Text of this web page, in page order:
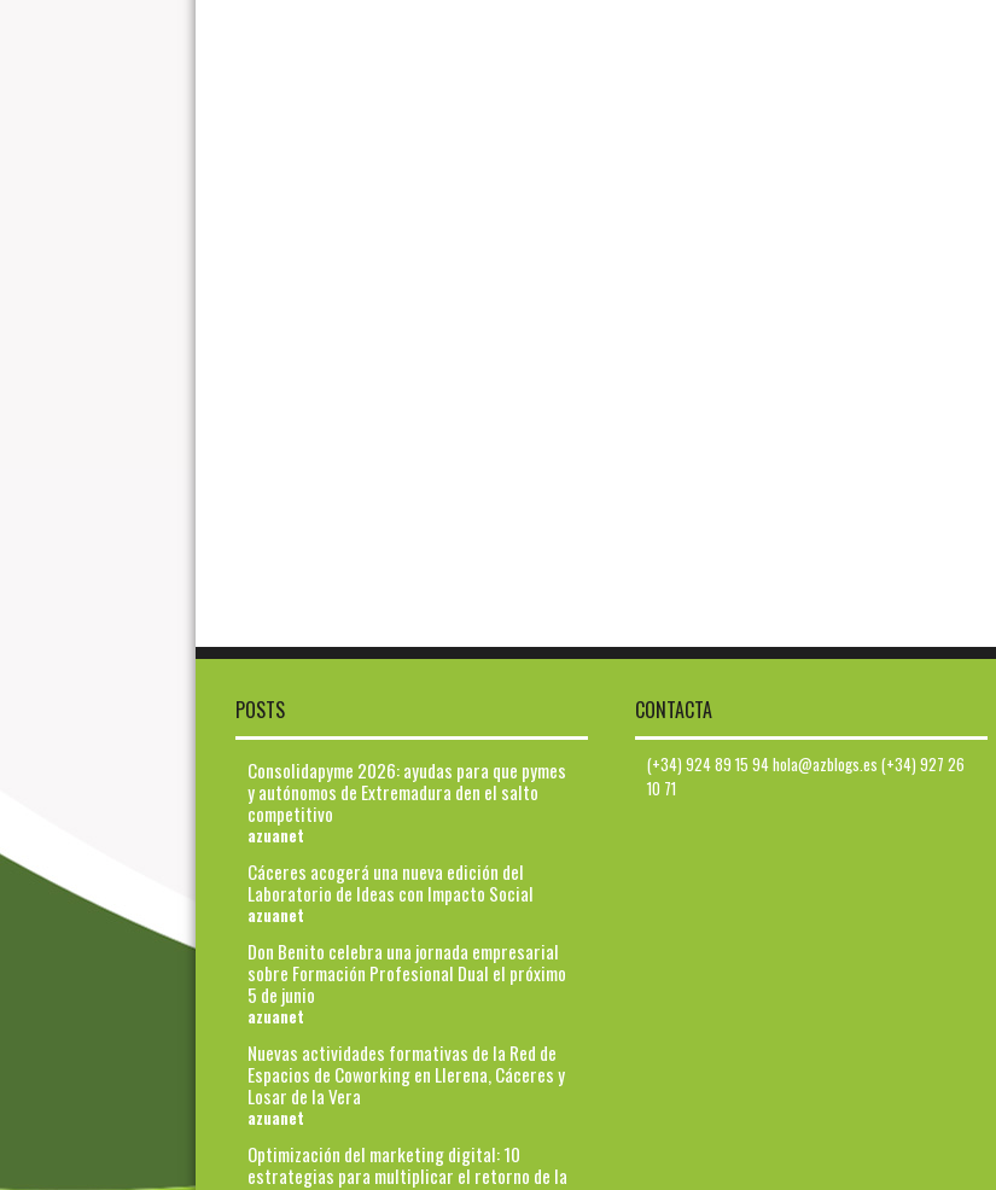
POSTS
Consolidapyme 2026: ayudas para que pymes
y autónomos de Extremadura den el salto
competitivo
azuanet
Cáceres acogerá una nueva edición del
Laboratorio de Ideas con Impacto Social
azuanet
Don Benito celebra una jornada empresarial
sobre Formación Profesional Dual el próximo
5 de junio
azuanet
Nuevas actividades formativas de la Red de
Espacios de Coworking en Llerena, Cáceres y
Losar de la Vera
azuanet
Optimización del marketing digital: 10
estrategias para multiplicar el retorno de la
CONTACTA
(+34) 924 89 15 94 hola@azblogs.es (+34) 927 26
10 71